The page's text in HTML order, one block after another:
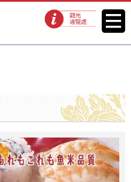
觀光導覽處 菜單